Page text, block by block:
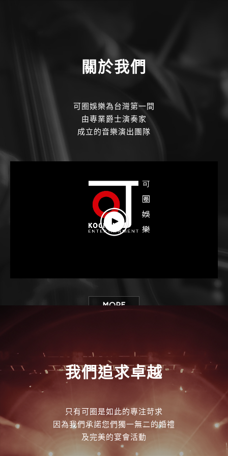
關於我們
可圈娛樂為台灣第一間
由專業爵士演奏家
成立的音樂演出團隊
MORE
我們追求卓越
只有可圈是如此的專注苛求
因為我們承諾您們獨一無二的婚禮
及完美的宴會活動